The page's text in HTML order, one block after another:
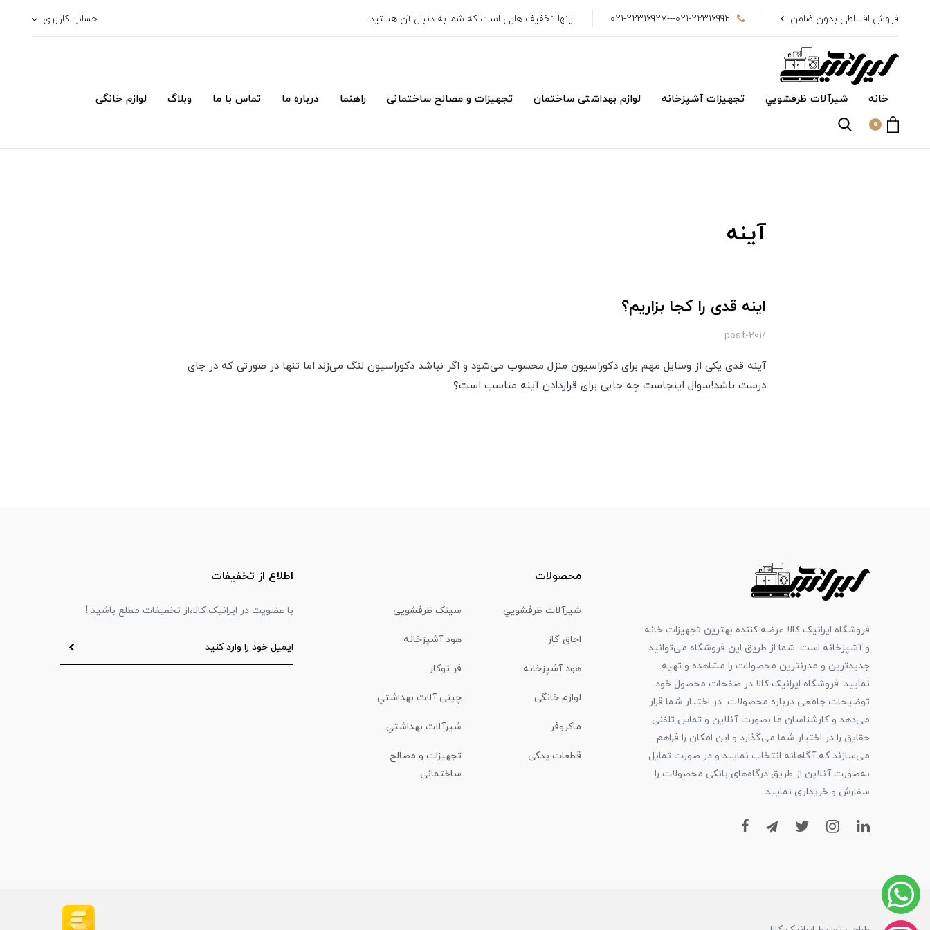
فروش اقساطی بدون ضامن 021-22316992---021-22316927 اینها تخفیف هایی است که شما به دنبال آن هستید. حساب کاربری
خانه شیرآلات ظرفشويي تجهیزات آشپزخانه لوازم بهداشتی ساختمان تجهیزات و مصالح ساختمانی راهنما درباره ما تماس با ما وبلاگ لوازم خانگی
0
آینه
اینه قدی را کجا بزاریم؟
/post-201
آینه قدی یکی از وسایل مهم برای دکوراسیون منزل محسوب می‌شود و اگر نباشد دکوراسیون لنگ می‌زند.اما تنها در صورتی که در جای
درست باشد!سوال اینجاست چه جایی برای قراردادن آینه مناسب است؟
فروشگاه ایرانیک کالا عرضه کننده بهترین تجهیزات خانه
و آشپزخانه است. شما از طریق این فروشگاه می‌توانید
جدیدترین و مدرنترین محصولات را مشاهده و تهیه
نمایید. فروشگاه ایرانیک کالا در صفحات محصول خود
توضیحات جامعی درباره محصولات در اختیار شما قرار
می‌دهد و کارشناسان ما بصورت آنلاین و تماس تلفنی
حقایق را در اختیار شما می‌گذارد و این امکان را فراهم
می‌سازند که آگاهانه انتخاب نمایید و در صورت تمایل
به‌صورت آنلاین از طریق درگاه‌های بانکی محصولات را
سفارش و خریداری نمایید.
محصولات
شیرآلات ظرفشويي سینک ظرفشویی
اجاق گاز هود آشپزخانه
هود آشپزخانه فر توکار
لوازم خانگی چینی آلات بهداشتي
ماكروفر شیرآلات بهداشتي
قطعات یدکی
تجهیزات و مصالح
ساختمانی
اطلاع از تخفیفات
با عضویت در ایرانیک کالا،از تخفیفات مطلع باشید !